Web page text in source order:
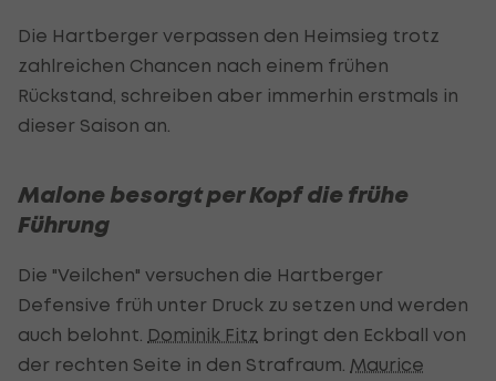
Die Hartberger verpassen den Heimsieg trotz
zahlreichen Chancen nach einem frühen
Rückstand, schreiben aber immerhin erstmals in
dieser Saison an.
Malone besorgt per Kopf die frühe
Führung
Die "Veilchen" versuchen die Hartberger
Defensive früh unter Druck zu setzen und werden
auch belohnt. Dominik Fitz bringt den Eckball von
der rechten Seite in den Strafraum. Maurice